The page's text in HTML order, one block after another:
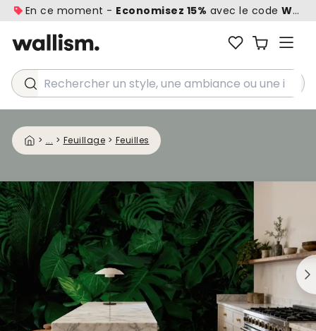
En ce moment - Economisez 15% avec le code
Rechercher un style, une ambiance ou une idée...
> ... > Feuillage > Feuilles